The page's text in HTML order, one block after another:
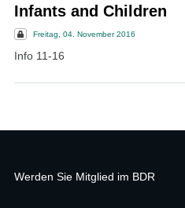
Infants and Children
Freitag, 04. November 2016
Info 11-16
Werden Sie Mitglied im BDR